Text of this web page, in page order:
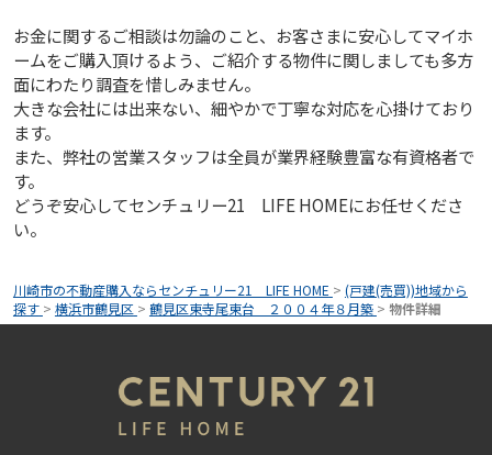
お金に関するご相談は勿論のこと、お客さまに安心してマイホ
ームをご購入頂けるよう、ご紹介する物件に関しましても多方
面にわたり調査を惜しみません。
大きな会社には出来ない、細やかで丁寧な対応を心掛けており
ます。
また、弊社の営業スタッフは全員が業界経験豊富な有資格者で
す。
どうぞ安心してセンチュリー21 LIFE HOMEにお任せくださ
い。
川崎市の不動産購入ならセンチュリー21 LIFE HOME > (戸建(売買))地域から
探す > 横浜市鶴見区 > 鶴見区東寺尾東台 ２００４年８月築 > 物件詳細